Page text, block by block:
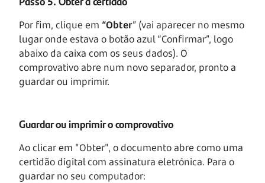
Por fim, clique em “Obter” (vai aparecer no mesmo
lugar onde estava o botão azul “Confirmar”, logo
abaixo da caixa com os seus dados). O
comprovativo abre num novo separador, pronto a
guardar ou imprimir.
Guardar ou imprimir o comprovativo
Ao clicar em "Obter", o documento abre como uma
certidão digital com assinatura eletrónica. Para o
guardar no seu computador: